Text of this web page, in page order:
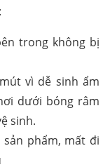
trong không bị
vì dễ sinh ẩm
dưới bóng râm
sinh.
sản phẩm, mất đi